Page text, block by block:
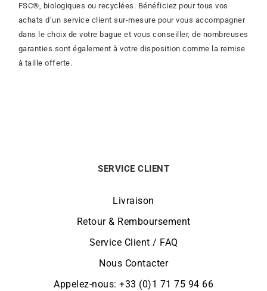
FSC®, biologiques ou recyclées. Bénéficiez pour tous vos
achats d’un service client sur-mesure pour vous accompagner
dans le choix de votre bague et vous conseiller, de nombreuses
garanties sont également à votre disposition comme la remise
à taille offerte.
SERVICE CLIENT
Livraison
Retour & Remboursement
Service Client / FAQ
Nous Contacter
Appelez-nous: +33 (0)1 71 75 94 66